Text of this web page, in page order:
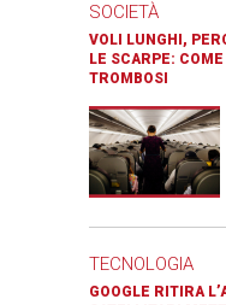
SOCIETÀ
VOLI LUNGHI,
LE SCARPE:
TROMBOSI
TECNOLOGIA
GOOGLE RITIRA